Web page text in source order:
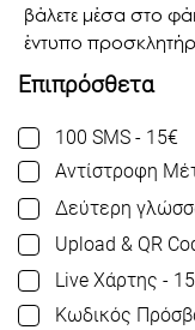
βάλετε μέσα στο
έντυπο
Επιπρόσθετα
100 SMS - 15€
Αντίστροφη
Δεύτερη
Upload & QR
Live Χάρτης -
Κωδικός